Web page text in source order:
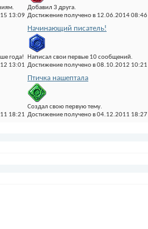
13:09
Добавил 3 друга.
Достижение получено в 12.06.2014 08:46
года!
13:01
Начинающий писатель!
Написал свои первые 10 сообщений.
Достижение получено в 08.10.2012 10:21
18:21
Птичка нашептала
Создал свою первую тему.
Достижение получено в 04.12.2011 18:27